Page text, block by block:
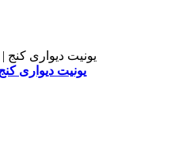
یونیت دیواری کنج |